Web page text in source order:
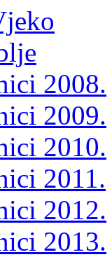
2008.
2009.
2010.
2011.
2012.
2013.